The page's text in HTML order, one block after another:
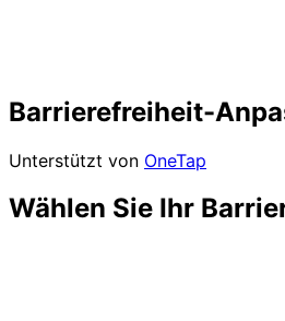
Barrierefreiheit-
Unterstützt von OneTap
Wählen Sie Ihr